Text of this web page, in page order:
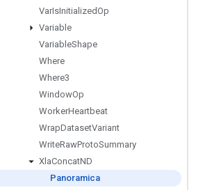
VarIsInitializedOp
Variable
VariableShape
Where
Where3
WindowOp
WorkerHeartbeat
WrapDatasetVariant
WriteRawProtoSummary
XlaConcatND
Panoramica